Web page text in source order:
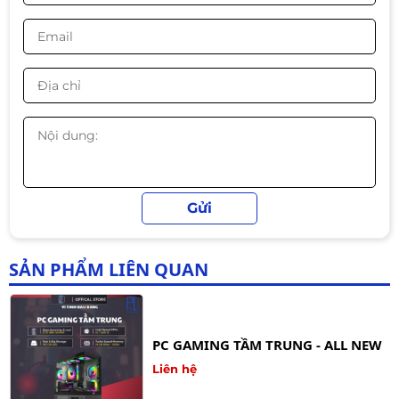
⭐1. Thông số cấu hình chi
tiết
Linh kiện
Thông số
Mainboard
SẢN PHẨM LIÊN QUAN
PC H410 – i3-10100F | RAM 16GB |
SSD 256GB | Nguồn 500W – Cấu
PC GAMING CƠ BẢN - ALL NEW
Liên hệ
PC GAMING TẦM TRUNG - ALL NEW
Liên hệ